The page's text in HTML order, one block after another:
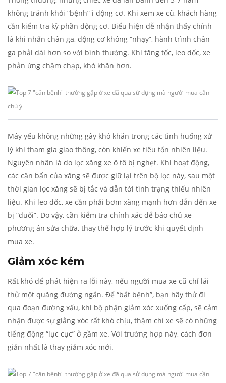
không tránh khỏi “bệnh” ì động cơ. Khi xem xe cũ, khách hàng
cần kiểm tra kỹ phần động cơ. Biểu hiện dễ nhận thấy chính
là khi nhấn chân ga, động cơ không “nhạy”, hành trình chân
ga phải dài hơn so với bình thường. Khi tăng tốc, leo dốc, xe
phản ứng chậm chạp, khó khăn hơn.
Máy yếu không những gây khó khăn trong các tình huống xử
lý khi tham gia giao thông, còn khiến xe tiêu tốn nhiên liệu.
Nguyên nhân là do lọc xăng xe ô tô bị nghẹt. Khi hoạt động,
các cặn bẩn của xăng sẽ được giữ lại trên bộ lọc này, sau một
thời gian lọc xăng sẽ bị tắc và dẫn tới tình trạng thiếu nhiên
liệu. Khi leo dốc, xe cần phải bơm xăng mạnh hơn dẫn đến xe
bị “đuối”. Do vậy, cần kiểm tra chính xác để báo chủ xe
phương án sửa chữa, thay thế hợp lý trước khi quyết định
mua xe.
Giảm xóc kém
Rất khó để phát hiện ra lỗi này, nếu người mua xe cũ chỉ lái
thử một quãng đường ngắn. Để “bắt bệnh”, bạn hãy thử đi
qua đoạn đường xấu, khi bộ phận giảm xóc xuống cấp, sẽ cảm
nhận được sự giằng xóc rất khó chịu, thậm chí xe sẽ có những
tiếng động “lục cục” ở gầm xe. Với trường hợp này, cách đơn
giản nhất là thay giảm xóc mới.